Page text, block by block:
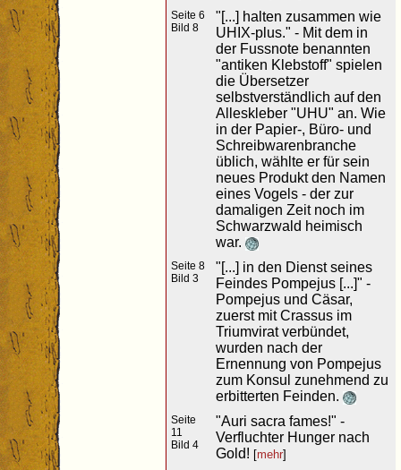
Seite 6
Bild 8
"[...] halten zusammen wie
UHIX-plus." - Mit dem in
der Fussnote benannten
"antiken Klebstoff" spielen
die Übersetzer
selbstverständlich auf den
Alleskleber "UHU" an. Wie
in der Papier-, Büro- und
Schreibwarenbranche
üblich, wählte er für sein
neues Produkt den Namen
eines Vogels - der zur
damaligen Zeit noch im
Schwarzwald heimisch
war.
Seite 8
Bild 3
"[...] in den Dienst seines
Feindes Pompejus [...]" -
Pompejus und Cäsar,
zuerst mit Crassus im
Triumvirat verbündet,
wurden nach der
Ernennung von Pompejus
zum Konsul zunehmend zu
erbitterten Feinden.
Seite
11
Bild 4
"Auri sacra fames!" -
Verfluchter Hunger nach
Gold! [mehr]